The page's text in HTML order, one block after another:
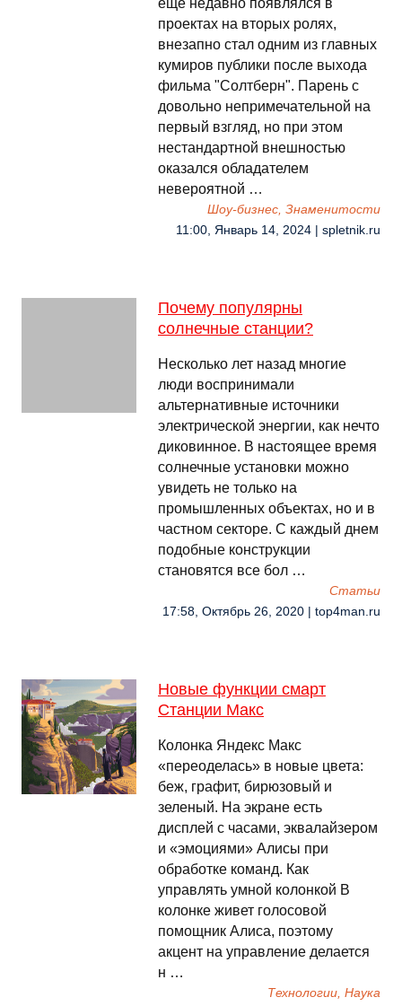
ещё недавно появлялся в
проектах на вторых ролях,
внезапно стал одним из главных
кумиров публики после выхода
фильма "Солтберн". Парень с
довольно непримечательной на
первый взгляд, но при этом
нестандартной внешностью
оказался обладателем
невероятной …
Шоу-бизнес, Знаменитости
11:00, Январь 14, 2024 | spletnik.ru
Почему популярны
солнечные станции?
Несколько лет назад многие
люди воспринимали
альтернативные источники
электрической энергии, как нечто
диковинное. В настоящее время
солнечные установки можно
увидеть не только на
промышленных объектах, но и в
частном секторе. С каждый днем
подобные конструкции
становятся все бол …
Cтатьи
17:58, Октябрь 26, 2020 | top4man.ru
Новые функции смарт
Станции Макс
Колонка Яндекс Макс
«переоделась» в новые цвета:
беж, графит, бирюзовый и
зеленый. На экране есть
дисплей с часами, эквалайзером
и «эмоциями» Алисы при
обработке команд. Как
управлять умной колонкой В
колонке живет голосовой
помощник Алиса, поэтому
акцент на управление делается
н …
Технологии, Наука